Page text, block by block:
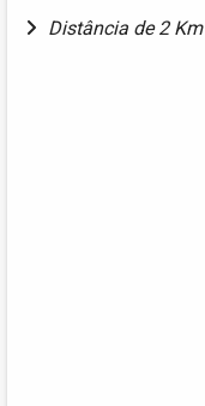
Distância de 2 Km